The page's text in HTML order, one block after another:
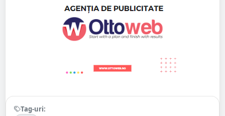
Tag-uri: